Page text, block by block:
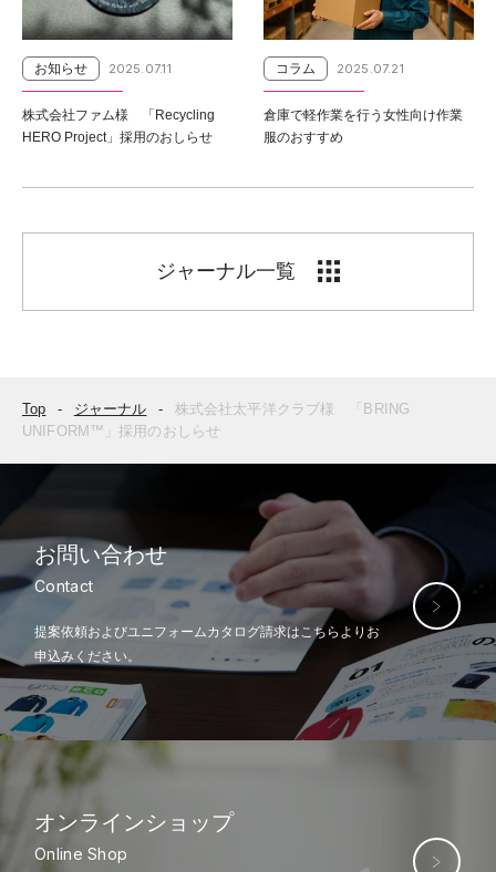
お知らせ 2025.07.11
株式会社ファム様 「Recycling
HERO Project」採用のおしらせ
コラム 2025.07.21
倉庫で軽作業を行う女性向け作業
服のおすすめ
ジャーナル一覧
Top ジャーナル
株式会社太平洋クラブ様 「BRING
UNIFORM™」採用のおしらせ
お問い合わせ
Contact
提案依頼およびユニフォームカタログ請求はこちらよりお
申込みください。
オンラインショップ
Online Shop